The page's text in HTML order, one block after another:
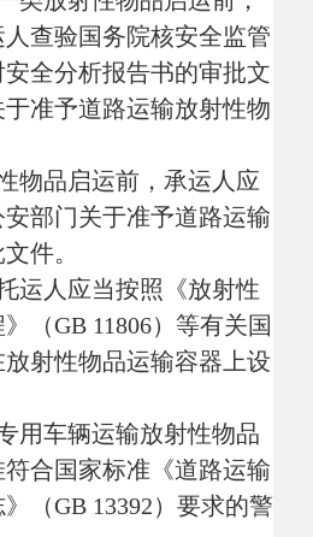
性物品道路运输企业
相应道路运输从业资
管理人员和押运人
、装卸管理人员和押
产和基本应急知识等
人员、装卸管理人员
全生产法规、标准以
知识和技能。
企业或者单位应当
人员和押运人员进行
急知识等方面的考
得从事相关工作。
物品道路运输企业
职业病防治的有关规
管理人员和押运人员
立个人剂量档案和职